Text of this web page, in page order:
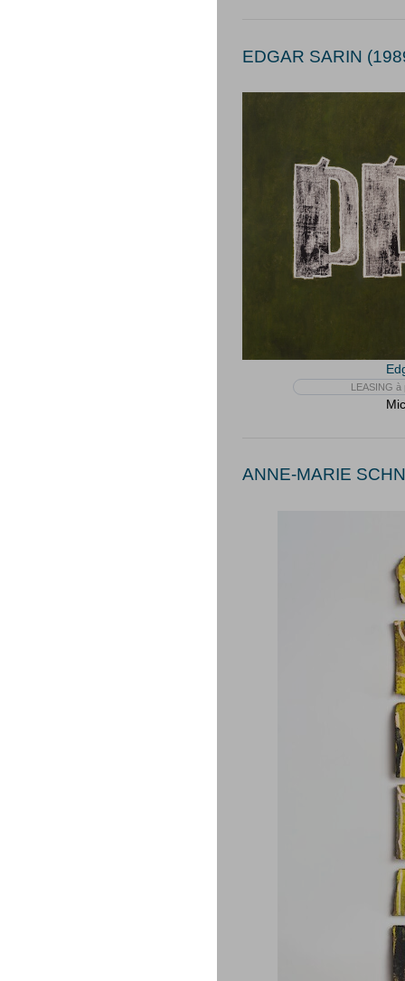
EDGAR SARIN
LEASING à
ANNE-MARIE